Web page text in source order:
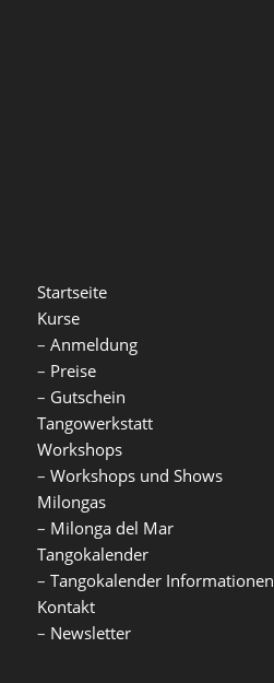
Startseite
Kurse
– Anmeldung
– Preise
– Gutschein
Tangowerkstatt
Workshops
– Workshops und Shows
Milongas
– Milonga del Mar
Tangokalender
– Tangokalender Informationen
Kontakt
– Newsletter